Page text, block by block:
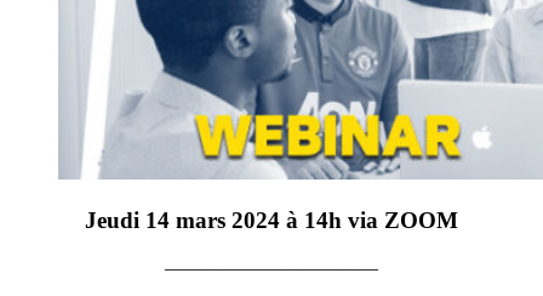
Jeudi 14 mars 2024 à 14h via ZOOM
———————————